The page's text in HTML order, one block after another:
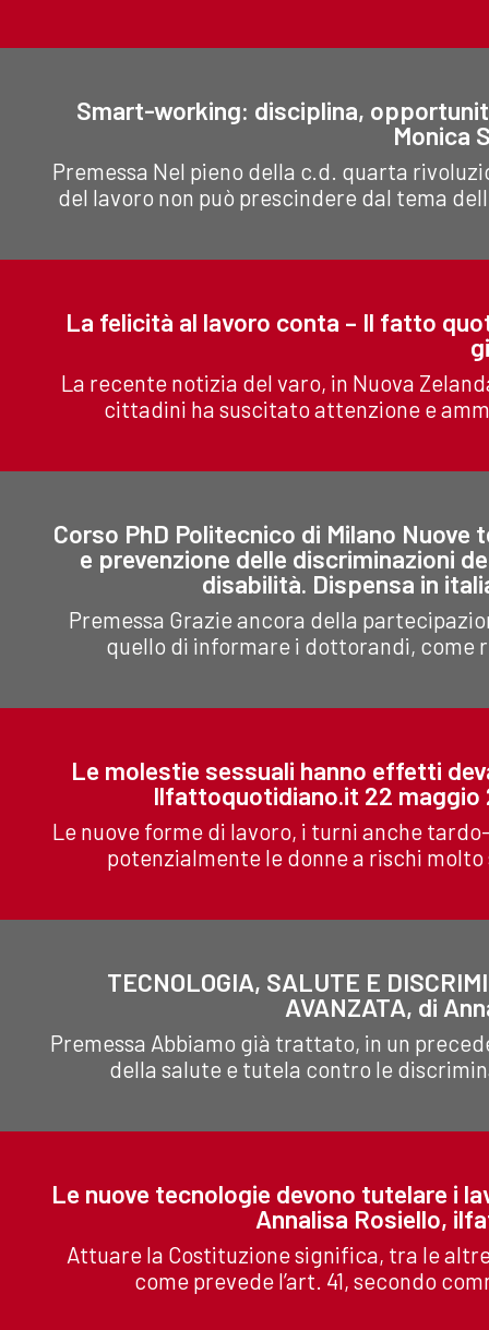
Smart-working: disciplina,
Monica
Premessa Nel pieno della c.d. quarta
del lavoro non può prescindere dal tema
La felicità al lavoro conta – Il fatto
La recente notizia del varo, in Nuova
cittadini ha suscitato attenzione e
Corso PhD Politecnico di Milano
e prevenzione delle discriminazioni
disabilità. Dispensa in
Premessa Grazie ancora della
quello di informare i dottorandi, come
Le molestie sessuali hanno effetti
Ilfattoquotidiano.it 22 maggio
Le nuove forme di lavoro, i turni anche
potenzialmente le donne a rischi
TECNOLOGIA, SALUTE E
AVANZATA, di
Premessa Abbiamo già trattato, in un
della salute e tutela contro le
Le nuove tecnologie devono tutelare i
Annalisa Rosiello,
Attuare la Costituzione significa, tra le
come prevede l’art. 41, secondo